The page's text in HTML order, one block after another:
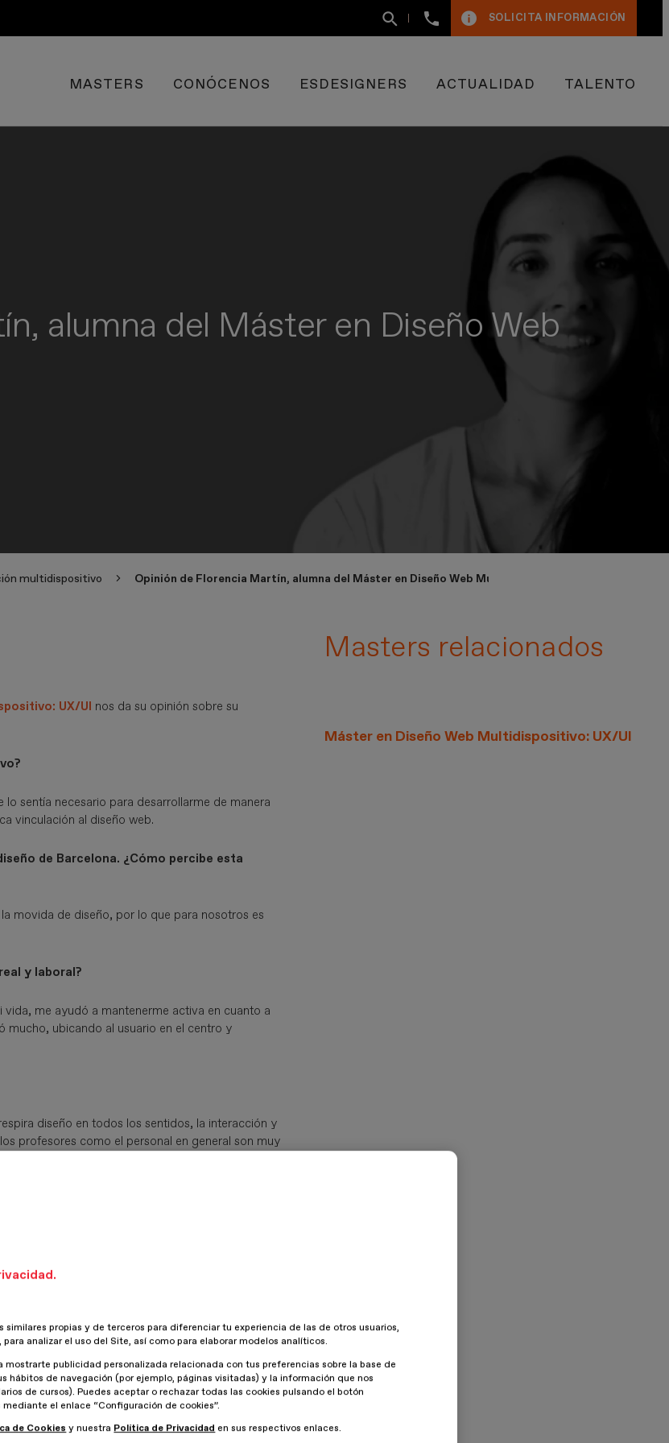
+34
93
SOLICITA INFORMACIÓN
MASTERS CONÓCENOS ESDESIGNERS ACTUALIDAD TALENTO
alumna del Máster en Diseño Web
multidispositivo Opinión de Florencia Martín, alumna del Máster en Diseño Web Multidispositivo: UX/UI
UX/UI nos da su opinión sobre su
sentía necesario para desarrollarme de manera
vinculación al diseño web.
de Barcelona. ¿Cómo percibe esta
movida de diseño, por lo que para nosotros es
y laboral?
me ayudó a mantenerme activa en cuanto a
mucho, ubicando al usuario en el centro y
diseño en todos los sentidos, la interacción y
profesores como el personal en general son muy
a un perfil UX UI.
con más de 30 años de trayectoria, también es
Con respecto al diseño web, me gusta el
Masters relacionados
Máster en Diseño Web Multidispositivo: UX/UI
similares propias y de terceros para diferenciar tu experiencia de las de otros usuarios,
analizar el uso del Site, así como para elaborar modelos analíticos.
mostrarte publicidad personalizada relacionada con tus preferencias sobre la base de
hábitos de navegación (por ejemplo, páginas visitadas) y la información que nos
de cursos). Puedes aceptar o rechazar todas las cookies pulsando el botón
el enlace “Configuración de cookies”.
de Cookies y nuestra Política de Privacidad en sus respectivos enlaces.